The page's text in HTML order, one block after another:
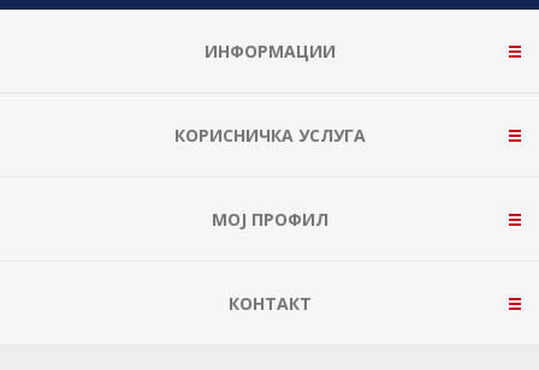
ИНФОРМАЦИИ
КОРИСНИЧКА УСЛУГА
МОЈ ПРОФИЛ
КОНТАКТ